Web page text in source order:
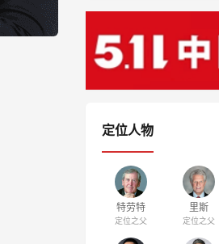
定位人物
特劳特
定位之父
里斯
定位之父